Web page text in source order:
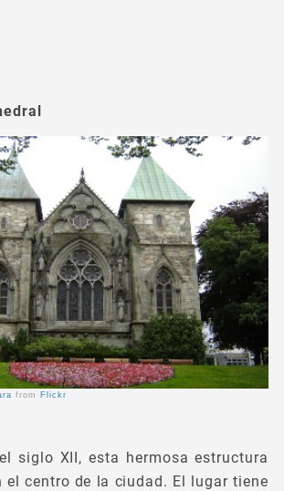
from Flickr
siglo XII, esta hermosa estructura
el centro de la ciudad. El lugar tiene